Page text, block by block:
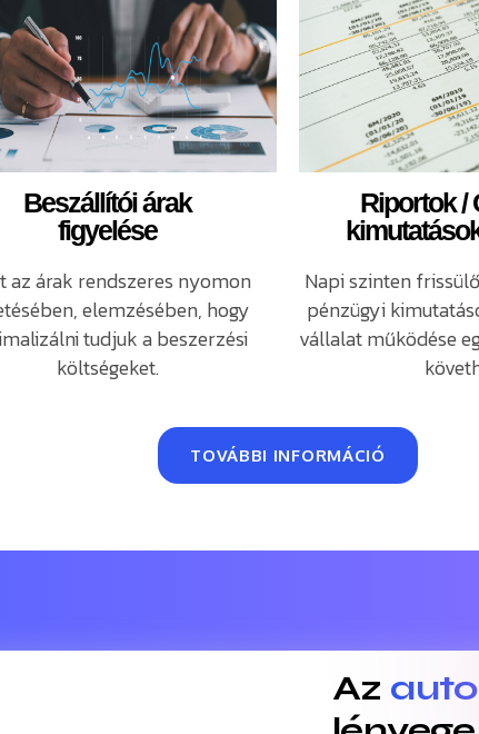
Beszállítói árak
figyelése
az árak rendszeres nyomon
elemzésében, hogy
tudjuk a beszerzési
költségeket.
Riportok /
Napi szinten
pénzügyi
vállalat működése
TOVÁBBI INFORMÁCIÓ
Az